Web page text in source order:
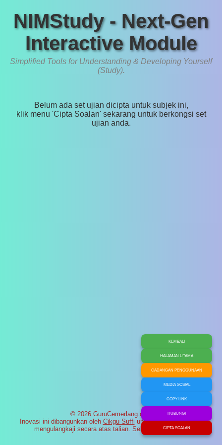
NIMStudy - Next-Gen
Interactive Module
Simplified Tools for Understanding & Developing Yourself
(Study).
Belum ada set ujian dicipta untuk subjek ini,
klik menu 'Cipta Soalan' sekarang untuk berkongsi set
ujian anda.
© 2026 GuruCemerlang.com
Inovasi ini dibangunkan oleh Cikgu Suffi untuk membantu murid
mengulangkaji secara atas talian. Selamat maju jaya!
KEMBALI
HALAMAN UTAMA
CADANGAN PENGGUNAAN
MEDIA SOSIAL
COPY LINK
HUBUNGI
CIPTA SOALAN